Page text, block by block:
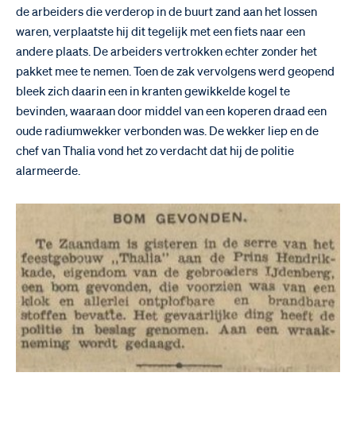
de arbeiders die verderop in de buurt zand aan het lossen
waren, verplaatste hij dit tegelijk met een fiets naar een
andere plaats. De arbeiders vertrokken echter zonder het
pakket mee te nemen. Toen de zak vervolgens werd geopend
bleek zich daarin een in kranten gewikkelde kogel te
bevinden, waaraan door middel van een koperen draad een
oude radiumwekker verbonden was. De wekker liep en de
chef van Thalia vond het zo verdacht dat hij de politie
alarmeerde.